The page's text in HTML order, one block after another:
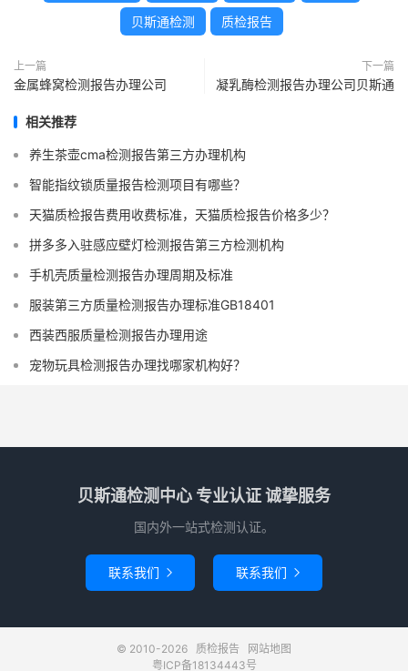
贝斯通检测 质检报告
上一篇
金属蜂窝检测报告办理公司
下一篇
凝乳酶检测报告办理公司贝斯通
相关推荐
养生茶壶cma检测报告第三方办理机构
智能指纹锁质量报告检测项目有哪些？
天猫质检报告费用收费标准，天猫质检报告价格多少？
拼多多入驻感应壁灯检测报告第三方检测机构
手机壳质量检测报告办理周期及标准
服装第三方质量检测报告办理标准GB18401
西装西服质量检测报告办理用途
宠物玩具检测报告办理找哪家机构好？
贝斯通检测中心 专业认证 诚挚服务
国内外一站式检测认证。
联系我们  联系我们 
© 2010-2026 质检报告
网站地图
粤ICP备18134443号